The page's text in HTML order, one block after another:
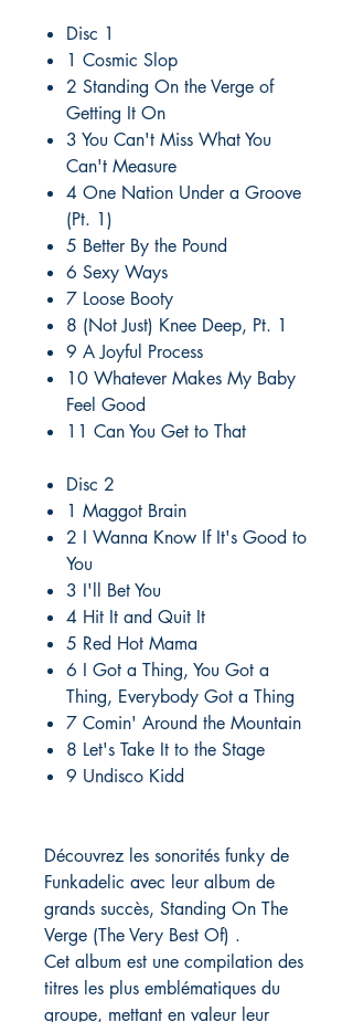
Disc 1
1 Cosmic Slop
2 Standing On the Verge of
Getting It On
3 You Can't Miss What You
Can't Measure
4 One Nation Under a Groove
(Pt. 1)
5 Better By the Pound
6 Sexy Ways
7 Loose Booty
8 (Not Just) Knee Deep, Pt. 1
9 A Joyful Process
10 Whatever Makes My Baby
Feel Good
11 Can You Get to That
Disc 2
1 Maggot Brain
2 I Wanna Know If It's Good to
You
3 I'll Bet You
4 Hit It and Quit It
5 Red Hot Mama
6 I Got a Thing, You Got a
Thing, Everybody Got a Thing
7 Comin' Around the Mountain
8 Let's Take It to the Stage
9 Undisco Kidd
Découvrez les sonorités funky de
Funkadelic avec leur album de
grands succès, Standing On The
Verge (The Very Best Of) .
Cet album est une compilation des
titres les plus emblématiques du
groupe, mettant en valeur leur